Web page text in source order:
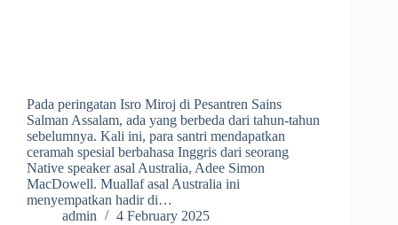
Pada peringatan Isro Miroj di Pesantren Sains
Salman Assalam, ada yang berbeda dari tahun-tahun
sebelumnya. Kali ini, para santri mendapatkan
ceramah spesial berbahasa Inggris dari seorang
Native speaker asal Australia, Adee Simon
MacDowell. Muallaf asal Australia ini
menyempatkan hadir di…
admin
4 February 2025